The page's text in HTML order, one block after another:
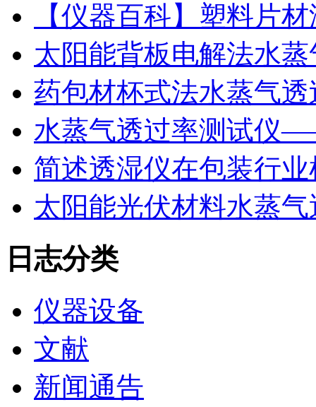
【仪器百科】塑料片
太阳能背板电解法水
药包材杯式法水蒸气
水蒸气透过率测试仪
简述透湿仪在包装行
太阳能光伏材料水蒸
日志分类
仪器设备
文献
新闻通告